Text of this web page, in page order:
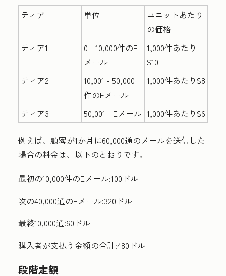
ティア 単位
ユニットあたり
の価格
ティア1
0 - 10,000件のE
メール
1,000件あたり
$10
ティア2
10,001 - 50,000
件のEメール
1,000件あたり$8
ティア3 50,001+Eメール 1,000件あたり$6
例えば、顧客が1か月に60,000通のメールを送信した
場合の料金は、以下のとおりです。
最初の10,000件のEメール:100ドル
次の40,000通のEメール:320ドル
最終10,000通:60ドル
購入者が支払う金額の合計:480ドル
段階定額